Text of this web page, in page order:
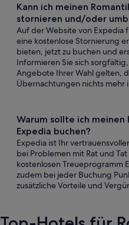
Kann ich meinen
stornieren und/oder
Auf der Website von Expedia
eine kostenlose Stornierung
bieten, jetzt zu buchen und
Informieren Sie sich
Angebote Ihrer Wahl gelten,
Übernachtungen nichts mehr
Warum sollte ich meinen
Expedia buchen?
Expedia ist Ihr
bei Problemen mit Rat und
kostenlosen Treueprogramm
zudem bei jeder Buchung
zusätzliche Vorteile und